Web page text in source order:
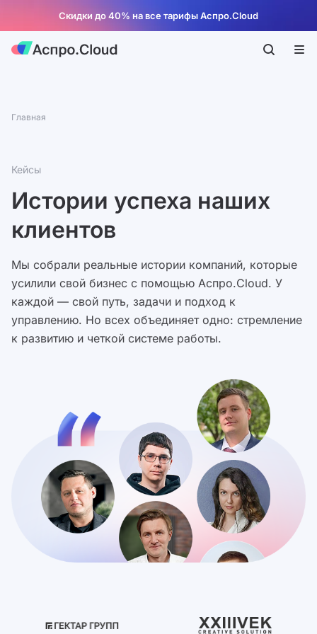
Скидки до 40% на все тарифы Аспро.Cloud
Главная
Кейсы
Истории успеха наших
клиентов
Мы собрали реальные истории компаний, которые
усилили свой бизнес с помощью Аспро.Cloud. У
каждой — свой путь, задачи и подход к
управлению. Но всех объединяет одно: стремление
к развитию и четкой системе работы.